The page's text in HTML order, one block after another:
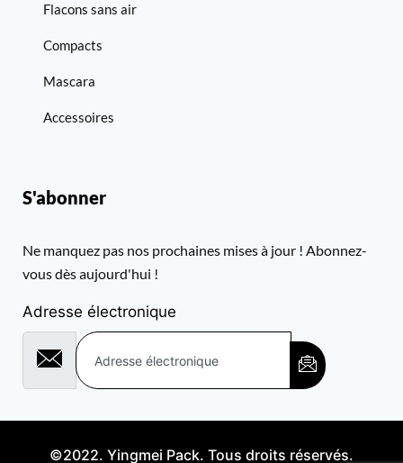
Flacons sans air
Compacts
Mascara
Accessoires
S'abonner
Ne manquez pas nos prochaines mises à jour ! Abonnez-
vous dès aujourd'hui !
Adresse électronique
©2022. Yingmei Pack. Tous droits réservés.